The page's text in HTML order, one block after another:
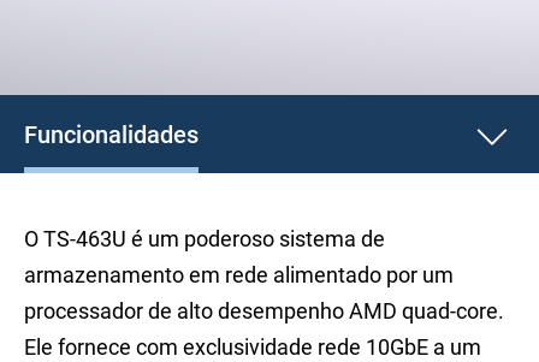
Funcionalidades
O TS-463U é um poderoso sistema de
armazenamento em rede alimentado por um
processador de alto desempenho AMD quad-core.
Ele fornece com exclusividade rede 10GbE a um